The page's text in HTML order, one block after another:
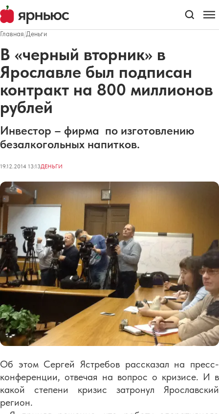
Главная/Деньги
В «черный вторник» в
Ярославле был подписан
контракт на 800 миллионов
рублей
Инвестор – фирма по изготовлению
безалкогольных напитков.
19.12.2014 13:13ДЕНЬГИ
Об этом Сергей Ястребов рассказал на пресс-
конференции, отвечая на вопрос о кризисе. И в
какой степени кризис затронул Ярославский
регион.